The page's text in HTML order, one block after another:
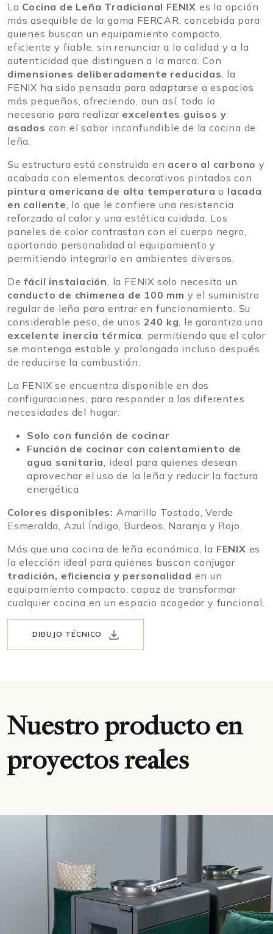
La Cocina de Leña Tradicional FENIX es la opción
más asequible de la gama FERCAR, concebida para
quienes buscan un equipamiento compacto,
eficiente y fiable, sin renunciar a la calidad y a la
autenticidad que distinguen a la marca. Con
dimensiones deliberadamente reducidas, la
FENIX ha sido pensada para adaptarse a espacios
más pequeños, ofreciendo, aun así, todo lo
necesario para realizar excelentes guisos y
asados con el sabor inconfundible de la cocina de
leña.
Su estructura está construida en acero al carbono y
acabada con elementos decorativos pintados con
pintura americana de alta temperatura o lacada
en caliente, lo que le confiere una resistencia
reforzada al calor y una estética cuidada. Los
paneles de color contrastan con el cuerpo negro,
aportando personalidad al equipamiento y
permitiendo integrarlo en ambientes diversos.
Defácil instalación, la FENIX solo necesita un
conducto de chimenea de 100 mm y el suministro
regular de leña para entrar en funcionamiento. Su
considerable peso, de unos 240 kg, le garantiza una
excelente inercia térmica, permitiendo que el calor
se mantenga estable y prolongado incluso después
de reducirse la combustión.
La FENIX se encuentra disponible en dos
configuraciones, para responder a las diferentes
necesidades del hogar:
Solo con función de cocinar
Función de cocinar con calentamiento de
agua sanitaria, ideal para quienes desean
aprovechar el uso de la leña y reducir la factura
energética
Colores disponibles: Amarillo Tostado, Verde
Esmeralda, Azul Índigo, Burdeos, Naranja y Rojo.
Más que una cocina de leña económica, la FENIX es
la elección ideal para quienes buscan conjugar
tradición, eficiencia y personalidad en un
equipamiento compacto, capaz de transformar
cualquier cocina en un espacio acogedor y funcional.
DIBUJO TÉCNICO
Nuestro producto en
proyectos reales